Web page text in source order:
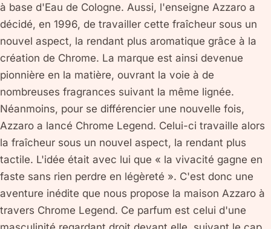
à base d'Eau de Cologne. Aussi, l'enseigne Azzaro a
décidé, en 1996, de travailler cette fraîcheur sous un
nouvel aspect, la rendant plus aromatique grâce à la
création de Chrome. La marque est ainsi devenue
pionnière en la matière, ouvrant la voie à de
nombreuses fragrances suivant la même lignée.
Néanmoins, pour se différencier une nouvelle fois,
Azzaro a lancé Chrome Legend. Celui-ci travaille alors
la fraîcheur sous un nouvel aspect, la rendant plus
tactile. L'idée était avec lui que « la vivacité gagne en
faste sans rien perdre en légèreté ». C'est donc une
aventure inédite que nous propose la maison Azzaro à
travers Chrome Legend. Ce parfum est celui d'une